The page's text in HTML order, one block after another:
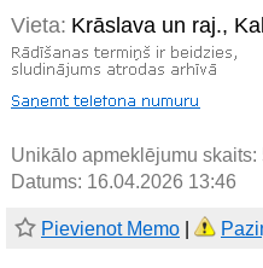
Vieta: Krāslava un raj.,
Unikālo apmeklējumu skaits:
Datums: 16.04.2026 13:46
Pievienot Memo